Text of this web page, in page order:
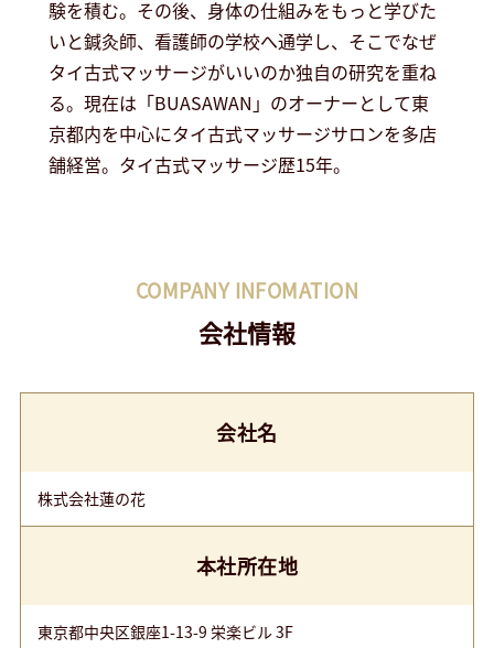
験を積む。その後、身体の仕組みをもっと学びた
いと鍼灸師、看護師の学校へ通学し、そこでなぜ
タイ古式マッサージがいいのか独自の研究を重ね
る。現在は「BUASAWAN」のオーナーとして東
京都内を中心にタイ古式マッサージサロンを多店
舗経営。タイ古式マッサージ歴15年。
COMPANY INFOMATION
会社情報
会社名
株式会社蓮の花
本社所在地
東京都中央区銀座1-13-9 栄楽ビル 3F